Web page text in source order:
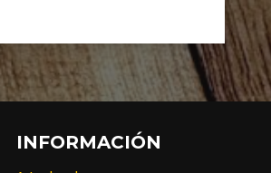
INFORMACIÓN